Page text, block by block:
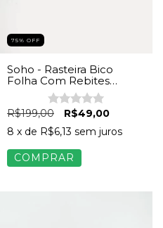
75% OFF
Soho - Rasteira Bico
Folha Com Rebites
Dourados Feminina Off
R$199,00
R$49,00
8 x de R$6,13 sem juros
COMPRAR